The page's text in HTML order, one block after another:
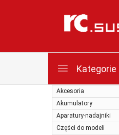
Kategorie
Akcesoria
Akumulatory
Aparatury-nadajniki
Części do modeli